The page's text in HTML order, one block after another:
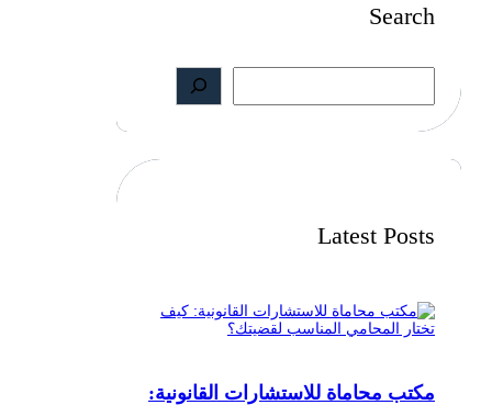
Search
S
a
r
Latest Posts
مكتب محاماة للاستشارات القانونية: